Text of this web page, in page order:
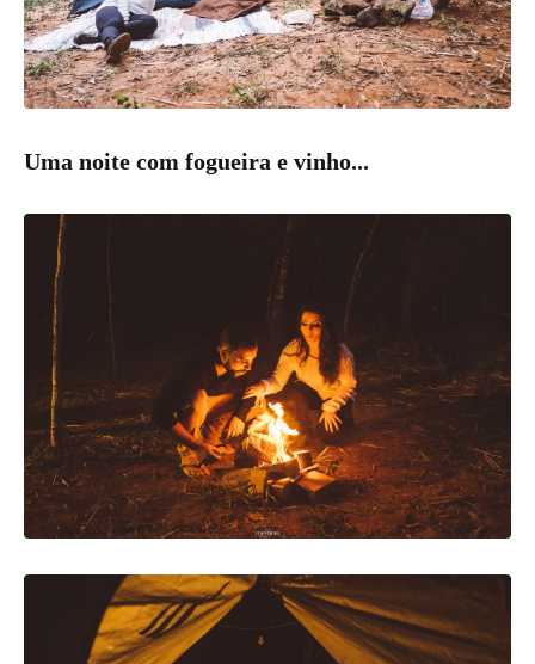
Uma noite com fogueira e vinho...